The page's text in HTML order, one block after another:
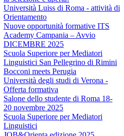
Università Luiss di Roma - attività di
Orientamento
Nuove opportunità formative ITS
Academy Campania – Avvio
DICEMBRE 2025
Scuola Superiore per Mediatori
Linguistici San Pellegrino di Rimini
Bocconi meets Perugia
Università degli studi di Verona -
Offerta formativa
Salone dello studente di Roma 18-
20 novembre 2025
Scuola Superiore per Mediatori
Linguistici